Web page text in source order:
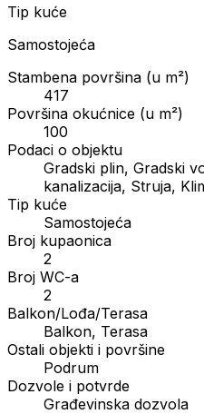
Tip kuće
Samostojeća
Stambena površina (u m²)
417
Površina okućnice (u m²)
100
Podaci o objektu
Gradski plin, Gradski
kanalizacija, Struja,
Tip kuće
Samostojeća
Broj kupaonica
2
Broj WC-a
2
Balkon/Lođa/Terasa
Balkon, Terasa
Ostali objekti i površine
Podrum
Dozvole i potvrde
Građevinska dozvola